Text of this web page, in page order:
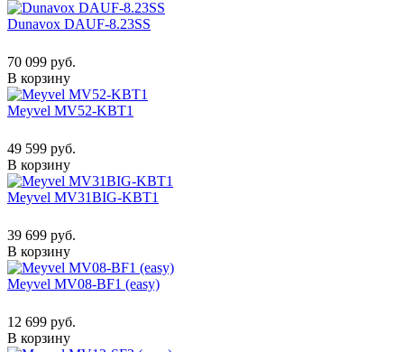
Dunavox DAUF-8.23SS
70 099 руб.
В корзину
Meyvel MV52-KBT1
49 599 руб.
В корзину
Meyvel MV31BIG-KBT1
39 699 руб.
В корзину
Meyvel MV08-BF1 (easy)
12 699 руб.
В корзину